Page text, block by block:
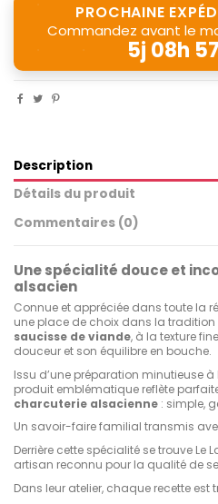
PROCHAINE
Commandez avant le
5j 08h
Description
Détails du produit
Commentaires (0)
Une spécialité douce et
alsacien
Connue et appréciée dans toute la
une place de choix dans la
saucisse de viande, à la texture
douceur et son équilibre en bouche.
Issu d’une préparation minutieuse
produit emblématique reflète
charcuterie alsacienne : simple,
Un savoir-faire familial transmis
Derrière cette spécialité se trouve Le
artisan reconnu pour la qualité de
Dans leur atelier, chaque recette est